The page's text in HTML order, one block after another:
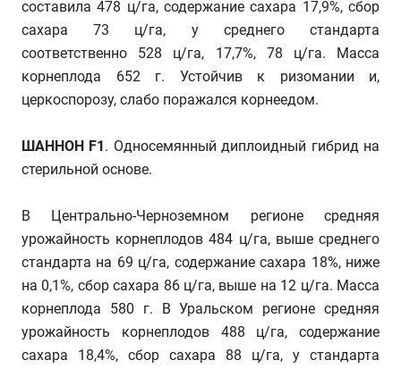
составила 478 ц/га, содержание сахара 17,9%, сбор
сахара 73 ц/га, у среднего стандарта
соответственно 528 ц/га, 17,7%, 78 ц/га. Масса
корнеплода 652 г. Устойчив к ризомании и,
церкоспорозу, слабо поражался корнеедом.
ШАННОН F1. Односемянный диплоидный гибрид на
стерильной основе.
В Центрально-Черноземном регионе средняя
урожайность корнеплодов 484 ц/га, выше среднего
стандарта на 69 ц/га, содержание сахара 18%, ниже
на 0,1%, сбор сахара 86 ц/га, выше на 12 ц/га. Масса
корнеплода 580 г. В Уральском регионе средняя
урожайность корнеплодов 488 ц/га, содержание
сахара 18,4%, сбор сахара 88 ц/га, у стандарта